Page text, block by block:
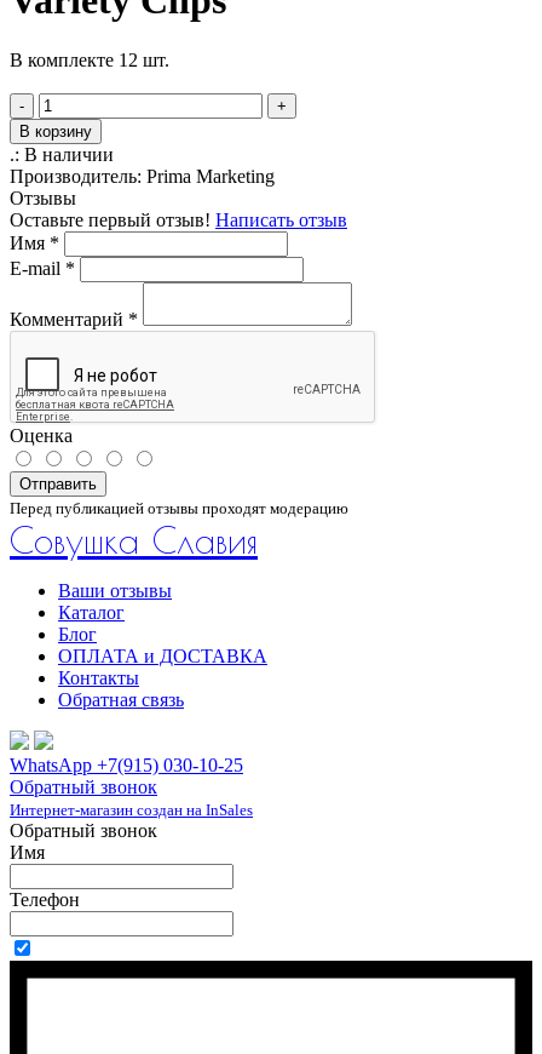
В комплекте 12 шт.
-
+
В корзину
.: В наличии
Производитель: Prima Marketing
Отзывы
Оставьте первый отзыв! Написать отзыв
Имя *
E-mail *
Комментарий *
Оценка
Отправить
Перед публикацией отзывы проходят модерацию
Совушка Славия
Ваши отзывы
Каталог
Блог
ОПЛАТА и ДОСТАВКА
Контакты
Обратная связь
WhatsApp +7(915) 030-10-25
Обратный звонок
Интернет-магазин создан на InSales
Обратный звонок
Имя
Телефон